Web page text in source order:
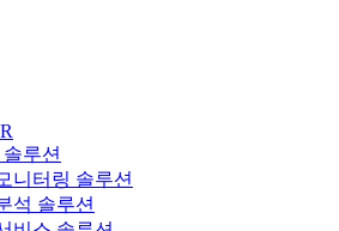
루션
니터링 솔루션
석 솔루션